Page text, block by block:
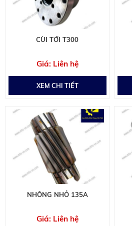
CÙI TỚI T300
Liên hệ
XEM CHI TIẾT
NHÔNG NHỎ 135A
Liên hệ